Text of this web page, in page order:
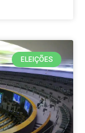
ELEIÇÕES